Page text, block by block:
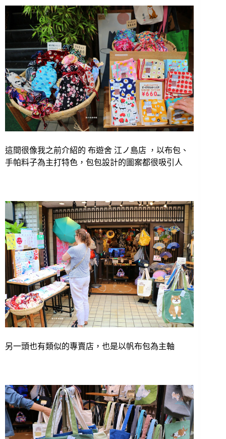
這間很像我之前介紹的 布遊舍 江ノ島店 ，以布包、
手帕料子為主打特色，包包設計的圖案都很吸引人
另一頭也有類似的專賣店，也是以帆布包為主軸